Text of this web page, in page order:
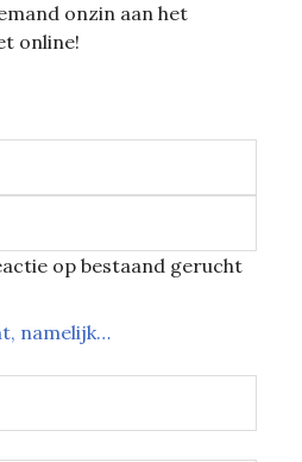
onzin aan het
online!
op bestaand gerucht
namelijk…